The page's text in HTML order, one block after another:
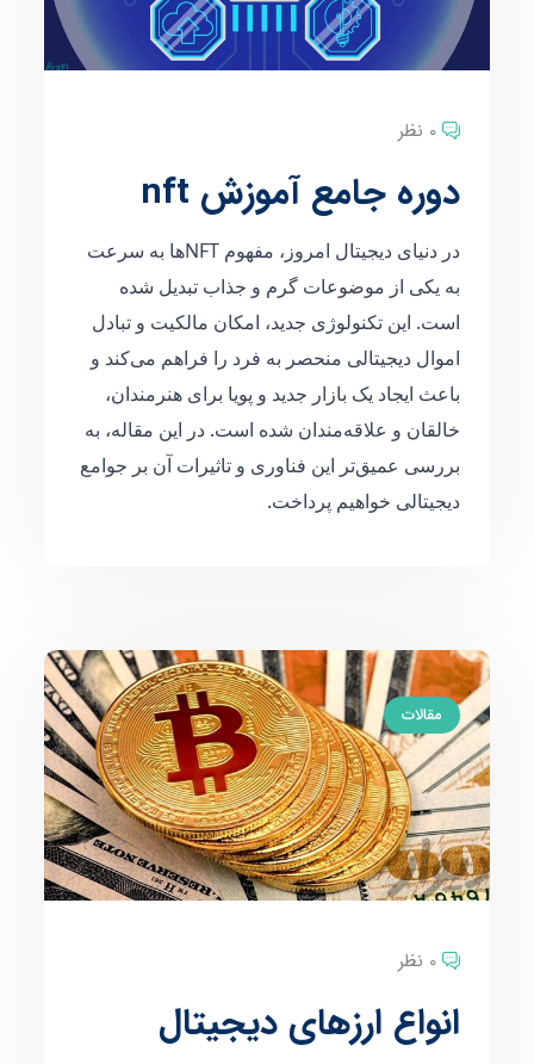
0 نظر
دوره جامع آموزش nft
در دنیای دیجیتال امروز، مفهوم NFTها به سرعت
به یکی از موضوعات گرم و جذاب تبدیل شده
است. این تکنولوژی جدید، امکان مالکیت و تبادل
اموال دیجیتالی منحصر به فرد را فراهم می‌کند و
باعث ایجاد یک بازار جدید و پویا برای هنرمندان،
خالقان و علاقه‌مندان شده است. در این مقاله، به
بررسی عمیق‌تر این فناوری و تاثیرات آن بر جوامع
دیجیتالی خواهیم پرداخت.
مقالات
0 نظر
انواع ارزهای دیجیتال